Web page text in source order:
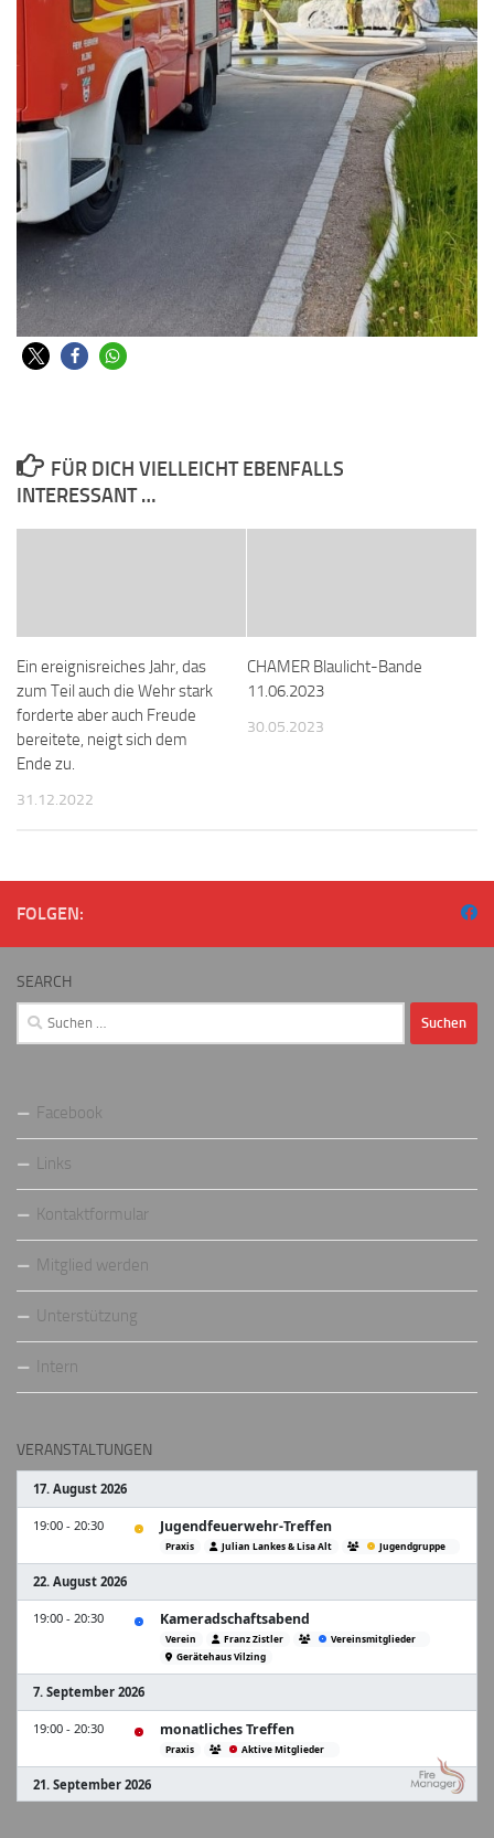
FÜR DICH VIELLEICHT EBENFALLS
INTERESSANT …
Ein ereignisreiches Jahr, das
zum Teil auch die Wehr stark
forderte aber auch Freude
bereitete, neigt sich dem
Ende zu.
31.12.2022
CHAMER Blaulicht-Bande
11.06.2023
30.05.2023
FOLGEN:
SEARCH
Suchen
nach:
Facebook
Links
Kontaktformular
Mitglied werden
Unterstützung
Intern
VERANSTALTUNGEN